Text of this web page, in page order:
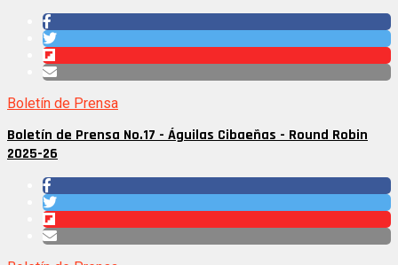
Boletín de Prensa
Boletín de Prensa No.17 - Águilas Cibaeñas - Round Robin
2025-26